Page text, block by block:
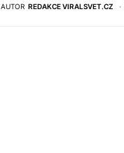
AUTOR REDAKCE VIRALSVET.CZ